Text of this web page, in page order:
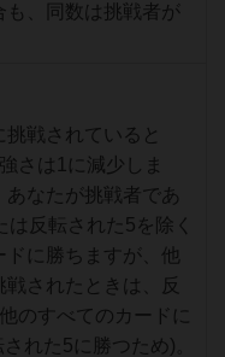
も、同数は挑戦者が
戦されていると
さは1に減少しま
あなたが挑戦者であ
は反転された5を除く
ドに勝ちますが、他
されたときは、反
のすべてのカードに
れた5に勝つため)。